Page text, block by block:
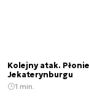
Kolejny atak.
Jekaterynburgu
1 min.